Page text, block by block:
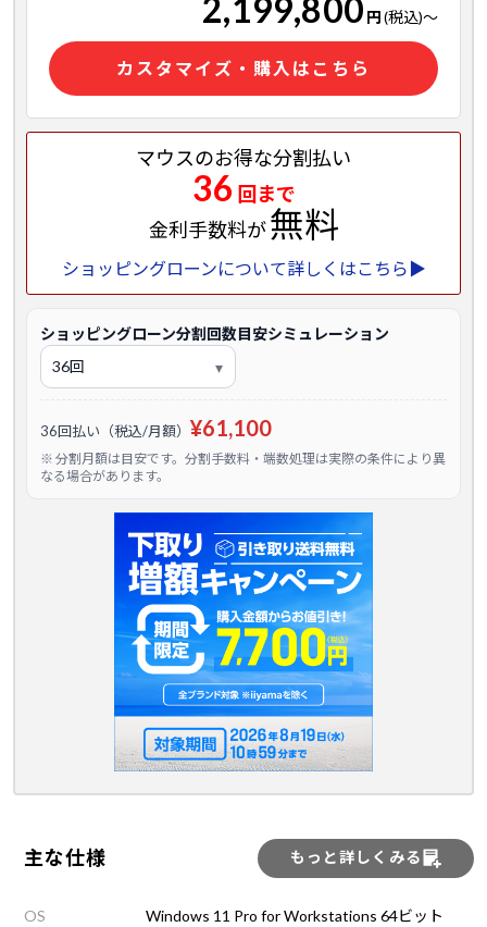
2,199,800 円(税込)～
カスタマイズ・購入はこちら
マウスのお得な分割払い
36 回まで
金利手数料が無料
ショッピングローンについて詳しくはこちら▶
ショッピングローン分割回数目安シミュレーション
36回払い（税込/月額） ¥61,100
※ 分割月額は目安です。分割手数料・端数処理は実際の条件により異
なる場合があります。
主な仕様 もっと詳しくみる
OS
Windows 11 Pro for Workstations 64ビット